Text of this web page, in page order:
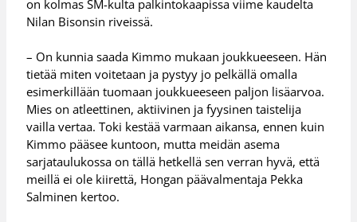
on kolmas SM-kulta palkintokaapissa viime kaudelta
Nilan Bisonsin riveissä.
– On kunnia saada Kimmo mukaan joukkueeseen. Hän
tietää miten voitetaan ja pystyy jo pelkällä omalla
esimerkillään tuomaan joukkueeseen paljon lisäarvoa.
Mies on atleettinen, aktiivinen ja fyysinen taistelija
vailla vertaa. Toki kestää varmaan aikansa, ennen kuin
Kimmo pääsee kuntoon, mutta meidän asema
sarjataulukossa on tällä hetkellä sen verran hyvä, että
meillä ei ole kiirettä, Hongan päävalmentaja Pekka
Salminen kertoo.